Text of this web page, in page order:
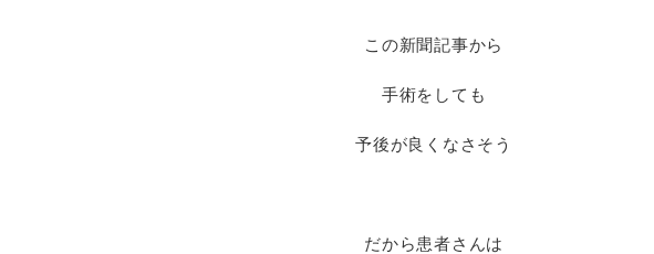
この新聞記事から
手術をしても
予後が良くなさそう
だから患者さんは